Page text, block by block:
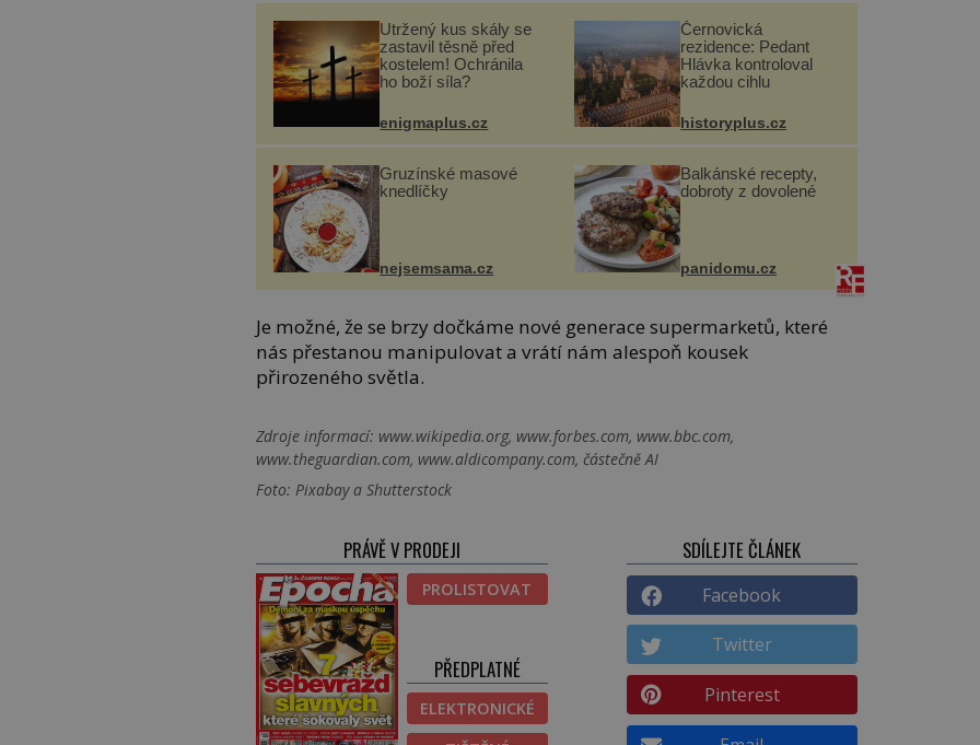
Utržený kus skály se
zastavil těsně před
kostelem! Ochránila
ho boží síla?
enigmaplus.cz
Černovická
rezidence: Pedant
Hlávka kontroloval
každou cihlu
historyplus.cz
Gruzínské masové
knedlíčky
nejsemsama.cz
Balkánské recepty,
dobroty z dovolené
panidomu.cz
Je možné, že se brzy dočkáme nové generace supermarketů, které
nás přestanou manipulovat a vrátí nám alespoň kousek
přirozeného světla.
Zdroje informací: www.wikipedia.org, www.forbes.com, www.bbc.com,
www.theguardian.com, www.aldicompany.com, částečně AI
Foto: Pixabay a Shutterstock
PRÁVĚ V PRODEJI
PROLISTOVAT
PŘEDPLATNÉ
ELEKTRONICKÉ
SDÍLEJTE ČLÁNEK
Facebook
Twitter
Pinterest